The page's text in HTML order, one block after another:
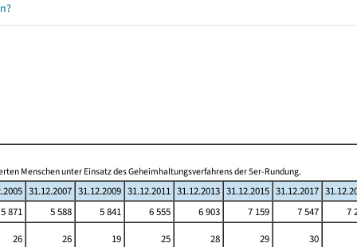
Menschen unter Einsatz des Geheimhaltungsverfahrens der 5er-Rundung.
31.12.2007 31.12.2009 31.12.2011 31.12.2013 31.12.2015 31.12.2017
5 871 5 588 5 841 6 555 6 903 7 159 7 547
7
26 26 19 25 28 29
30